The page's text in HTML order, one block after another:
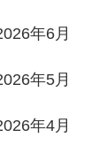
年6月
年5月
年4月